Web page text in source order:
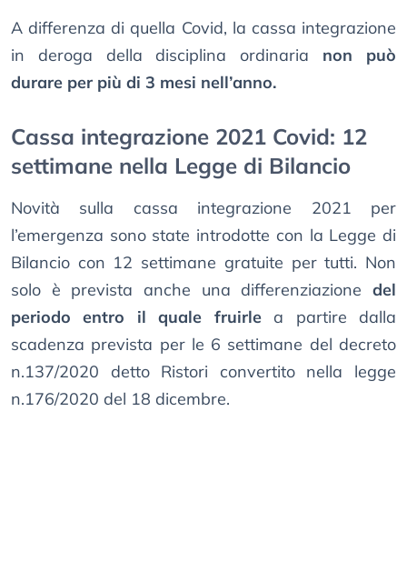
A differenza di quella Covid, la cassa integrazione
in deroga della disciplina ordinaria non può
durare per più di 3 mesi nell’anno.
Cassa integrazione 2021 Covid: 12
settimane nella Legge di Bilancio
Novità sulla cassa integrazione 2021 per
l’emergenza sono state introdotte con la Legge di
Bilancio con 12 settimane gratuite per tutti. Non
solo è prevista anche una differenziazione del
periodo entro il quale fruirlea partire dalla
scadenza prevista per le 6 settimane del decreto
n.137/2020 detto Ristori convertito nella legge
n.176/2020 del 18 dicembre.